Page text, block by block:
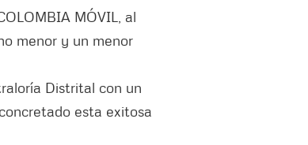
MÓVIL, al
menor y un menor
Distrital con un
esta exitosa